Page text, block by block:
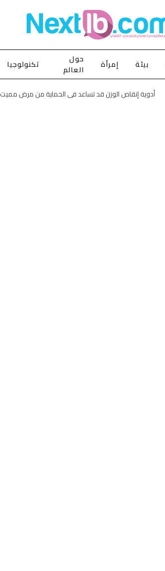
بيئة إمرأة
حول
العالم
تكنولوجيا
أدوية إنقاص الوزن قد تساعد في الحماية من مرض مميت